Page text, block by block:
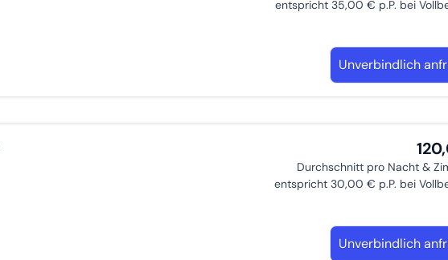
entspricht 35,00 € p.P. bei
Unverbindlich
Durchschnitt pro Nacht &
entspricht 30,00 € p.P. bei
Unverbindlich